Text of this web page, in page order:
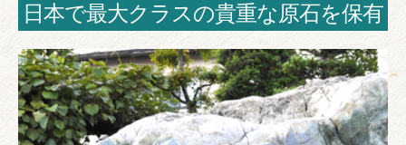
日本で最大クラスの貴重な原石を保有